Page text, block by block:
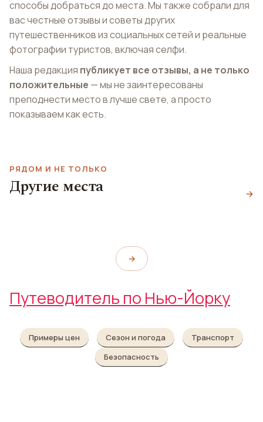
способы добраться до места. Мы также собрали для
вас честные отзывы и советы других
путешественников из социальных сетей и реальные
фотографии туристов, включая селфи.
Наша редакция публикует все отзывы, а не только
положительные — мы не заинтересованы
преподнести место в лучше свете, а просто
показываем как есть.
РЯДОМ И НЕ ТОЛЬКО
Другие места →
Бар As Is NYC
Бар PDT (Please Don't
→
Путеводитель по Нью-Йорку
Примеры цен Сезон и погода
Транспорт
Безопасность